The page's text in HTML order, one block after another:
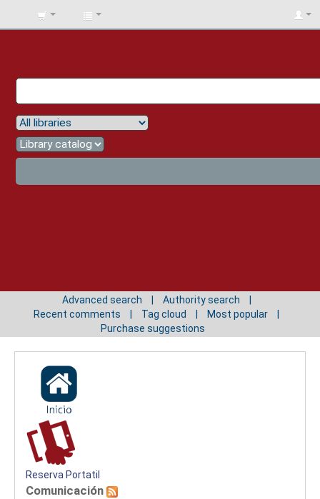
BIBLIOTECA
Advanced search
Authority search
Recent comments
Tag cloud
Most popular
Purchase suggestions
Reserva Portatil
Comunicación